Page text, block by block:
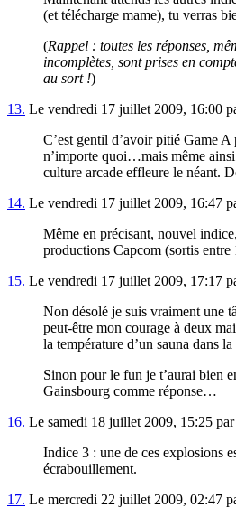
(et télécharge mame), tu verras
(Rappel : toutes les réponses,
incomplètes, sont prises en
au sort !)
13. Le vendredi 17 juillet 2009, 16:00
C’est gentil d’avoir pitié Game
n’importe quoi…mais même
culture arcade effleure le néant.
14. Le vendredi 17 juillet 2009, 16:47
Même en précisant, nouvel
productions Capcom (sortis entre
15. Le vendredi 17 juillet 2009, 17:17
Non désolé je suis vraiment une
peut-être mon courage à deux
la température d’un sauna dans
Sinon pour le fun je t’aurai bien
Gainsbourg comme réponse…
16. Le samedi 18 juillet 2009, 15:25
Indice 3 : une de ces explosions
écrabouillement.
17. Le mercredi 22 juillet 2009, 02:47